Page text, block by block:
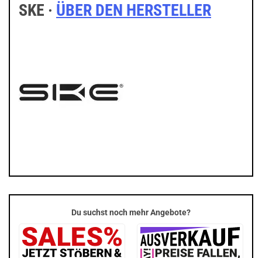
SKE · ÜBER DEN HERSTELLER
Du suchst noch mehr Angebote?